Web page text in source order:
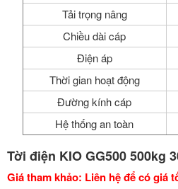
Tải trọng nâng
Chiều dài cáp
Điện áp
Thời gian hoạt động
Đường kính cáp
Hệ thống an toàn
Tời điện KIO GG500 500kg
Giá tham khảo: Liên hệ để có giá